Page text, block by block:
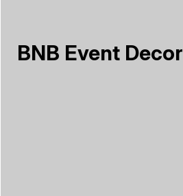
BNB Event Decor